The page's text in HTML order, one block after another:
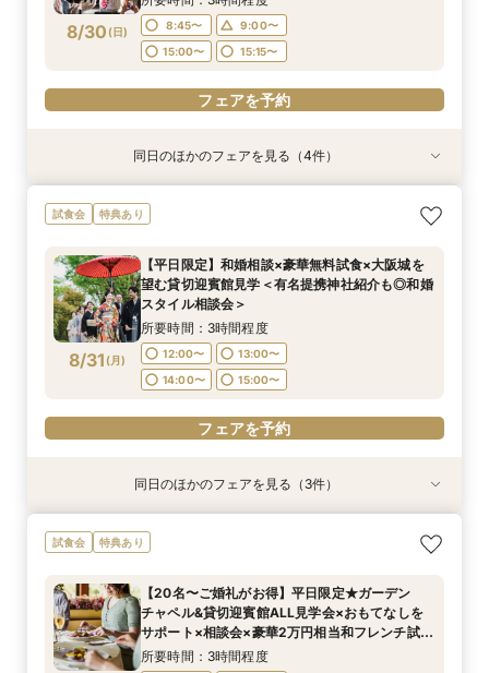
フェアを予約
フェアを予約
フェアを予約
フェアを予約
8/30 (日) 8:45〜
9:00〜
15:00〜
15:15〜
フェアを予約
特典あり
8/30(日)
【料理重視の方へおすすめ】組数限定◆グラン
シェフ豊後昌幸が手掛ける黒毛和牛etc2万円相
所要時間：3時間程度
8:45〜
15:00〜
15:15〜
フェアを予約
特典あり
8/30(日)
【神社式相談フェア】提携有名神社紹介!AM来館
で本番さながらの披露宴体験 国産 和牛フィレ肉
分特典>
所要時間：3時間程度
8:45〜
15:00〜
15:15〜
フェアを予約
特典あり
8/30(日)
ガーデン挙式丸わかり◎2万坪の庭園満喫×オリ
ジナルウェディング庭園&会場見学×国産和牛
所要時間：3時間程度
8:45〜
15:00〜
15:15〜
フェアを予約
特典あり
8/30(日)
【東京開催/土日】東京サロンで《大阪迎賓館》
のご相談＆お打合せ！
9:00〜 15:00〜
フェアを予約
同日のほかのフェアを見る（4件）
試食会 特典あり
8/31 (月)
【平日限定】和婚相談×豪華無料試食×大阪城を
望む貸切迎賓館見学＜有名提携神社紹介も◎和婚
スタイル相談会＞
所要時間：3時間程度
12:00〜
13:00〜
14:00〜
15:00〜
フェアを予約
特典あり
8/31(月)
＜オリジナルウェディング＞2万坪の庭園満喫×
会場見学×国産和牛フィレ肉など豪華試食付＊貸
所要時間：3時間程度
12:00〜
13:00〜
14:00〜
15:00〜
特典あり
8/31(月)
＜平日限定＞挙式スタイル相談OK！約2万坪の自
然が広がる西の丸庭園＆会場見学＊ゆっくり相談
チコース
所要時間：3時間程度
12:00〜
13:00〜
14:00〜
15:00〜
特典あり
8/31(月)
【20名〜ご婚礼がお得】平日限定★ガーデン
チャペル&貸切迎賓館ALL見学会×おもてなしを
会
所要時間：3時間程度
12:00〜
13:00〜
14:00〜
15:00〜
同日のほかのフェアを見る（3件）
試食会 特典あり
【20名〜ご婚礼がお得】平日限定★ガーデン
チャペル&貸切迎賓館ALL見学会×おもてなしを
サポート×相談会×豪華2万円相当和フレンチ試食
会
所要時間：3時間程度